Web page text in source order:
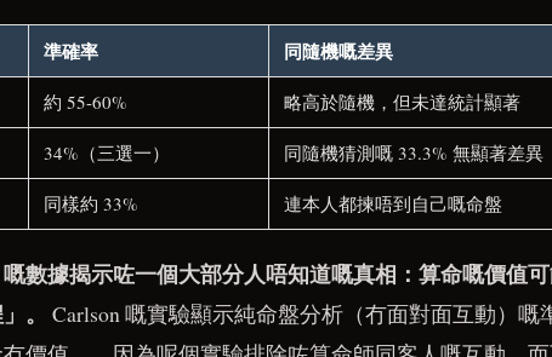
準確率 同隨機嘅差異
約 55-60% 略高於隨機，但未達統計顯著
34%（三選一） 同隨機猜測嘅 33.3% 無顯著差異
同樣約 33% 連本人都揀唔到自己嘅命盤
數據揭示咗一個大部分人唔知道嘅真相：算命嘅價值
。
Carlson 嘅實驗顯示純命盤分析（冇面對面互動）嘅